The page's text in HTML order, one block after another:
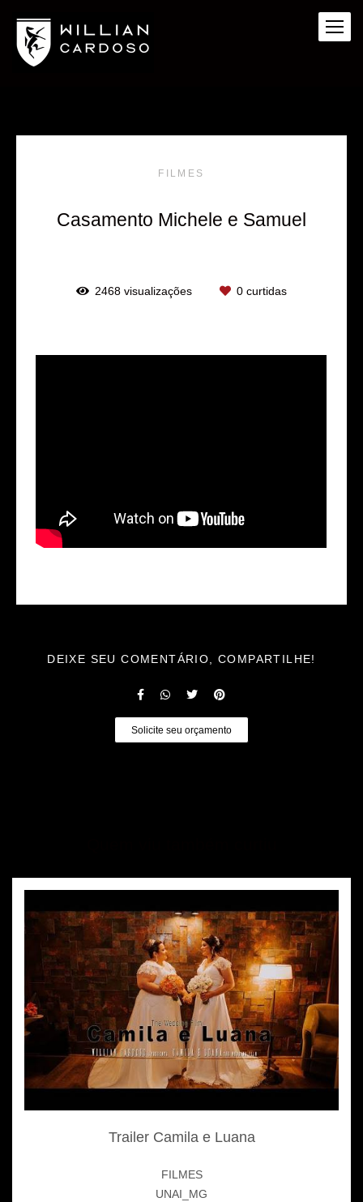
FILMES
Casamento Michele e Samuel
2468 visualizações 0 curtidas
DEIXE SEU COMENTÁRIO, COMPARTILHE!
Solicite seu orçamento
Trailer Camila e Luana
FILMES
UNAI_MG